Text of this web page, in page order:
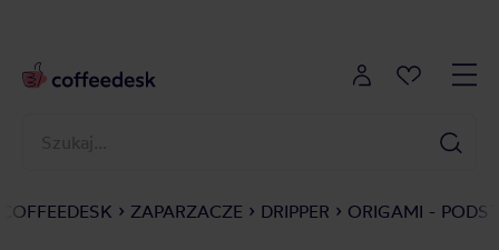
COFFEEDESK ZAPARZACZE DRIPPER ORIGAMI -